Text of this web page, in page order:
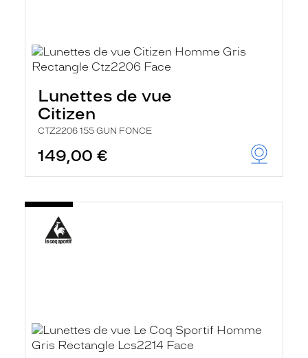
Lunettes de vue
Citizen
CTZ2206 155 GUN FONCE
149,00 €